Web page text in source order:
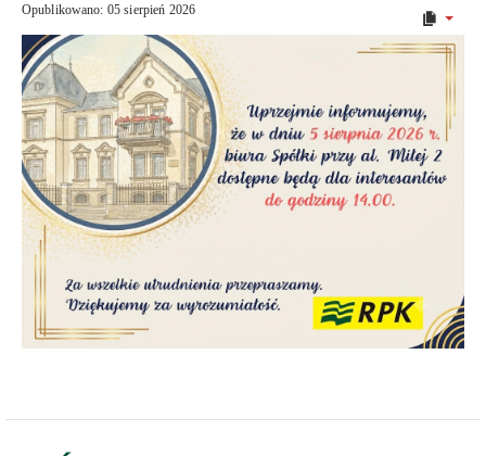
Opublikowano: 05 sierpień 2026